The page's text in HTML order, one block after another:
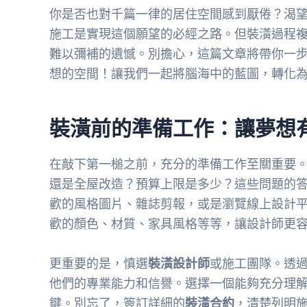
你是否也對千篇一律的居住空間感到厭倦？渴
施工是實現這個願望的必經之路。但裝潢過程
難以彌補的遺憾。別擔心，這篇文章將帶你一
想的空間！讓我們一起將腦海中的藍圖，轉化
裝潢前的準備工作：讓夢想
在敲下第一槌之前，充分的準備工作至關重要
還是全屋改造？預算上限是多少？這些問題的
歡的風格圖片、雜誌剪報，或是瀏覽線上設計
歡的顏色、材質、家具風格等等，讓設計師更
更重要的是，慎選裝潢設計師或施工團隊。透
他們的專業能力和信譽。選擇一個能夠充分理
鍵。別忘了，簽訂詳細的裝潢合約 ，清楚列明